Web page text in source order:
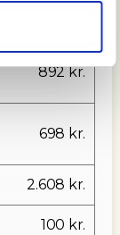
892 kr.
698 kr.
2.608 kr.
100 kr.